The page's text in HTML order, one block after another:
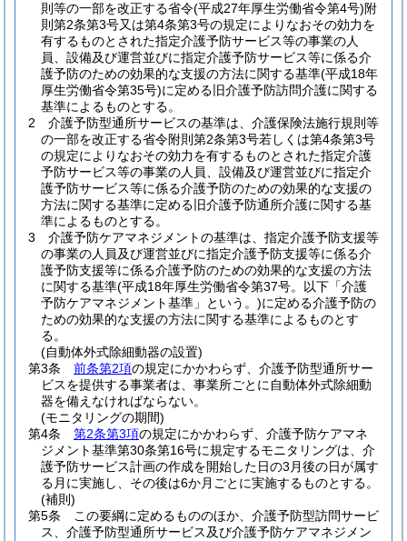
則等の一部を改正する省令(平成27年厚生労働省令第4号)附
則第2条第3号又は第4条第3号の規定によりなおその効力を
有するものとされた指定介護予防サービス等の事業の人
員、設備及び運営並びに指定介護予防サービス等に係る介
護予防のための効果的な支援の方法に関する基準(平成18年
厚生労働省令第35号)に定める旧介護予防訪問介護に関する
基準によるものとする。
2
介護予防型通所サービスの基準は、介護保険法施行規則等
の一部を改正する省令附則第2条第3号若しくは第4条第3号
の規定によりなおその効力を有するものとされた指定介護
予防サービス等の事業の人員、設備及び運営並びに指定介
護予防サービス等に係る介護予防のための効果的な支援の
方法に関する基準に定める旧介護予防通所介護に関する基
準によるものとする。
3
介護予防ケアマネジメントの基準は、指定介護予防支援等
の事業の人員及び運営並びに指定介護予防支援等に係る介
護予防支援等に係る介護予防のための効果的な支援の方法
に関する基準(平成18年厚生労働省令第37号。以下「介護
予防ケアマネジメント基準」という。)に定める介護予防の
ための効果的な支援の方法に関する基準によるものとす
る。
(自動体外式除細動器の設置)
第3条
前条第2項の規定にかかわらず、介護予防型通所サー
ビスを提供する事業者は、事業所ごとに自動体外式除細動
器を備えなければならない。
(モニタリングの期間)
第4条
第2条第3項の規定にかかわらず、介護予防ケアマネ
ジメント基準第30条第16号に規定するモニタリングは、介
護予防サービス計画の作成を開始した日の3月後の日が属す
る月に実施し、その後は6か月ごとに実施するものとする。
(補則)
第5条
この要綱に定めるもののほか、介護予防型訪問サービ
ス、介護予防型通所サービス及び介護予防ケアマネジメン